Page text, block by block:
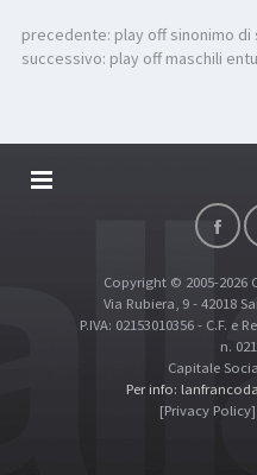
precedente: play off sinonimo
successivo: play off maschili
DALLARIVOLLEY SOSTIENE
TOP RICERCHECopyright © 2005-2026
Via Rubiera, 9 - 42018
P.IVA: 02153010356 - C.F. e
n.
Capitale
Per info:
[Privacy Policy]